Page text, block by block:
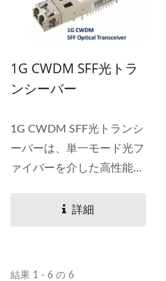
1G CWDM SFF光トラ
ンシーバー
1G CWDM SFF光トランシ
ーバーは、単一モード光フ
ァイバーを介した高性能統
ンク用に特別に設計されて
詳細
結果 1 - 6 の 6